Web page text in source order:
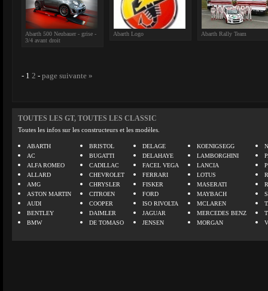
Abarth 500 Neubauer - grise -
3/4 avant droit
Abarth Logo Abarth Rally Team
- 1 2 - page suivante »
TOUTES LES GT, TOUTES LES CLASSIC
Toutes les infos sur les constructeurs et les modèles.
ABARTH
AC
ALFA ROMEO
ALLARD
AMG
ASTON MARTIN
AUDI
BENTLEY
BMW
BRISTOL
BUGATTI
CADILLAC
CHEVROLET
CHRYSLER
CITROEN
COOPER
DAIMLER
DE TOMASO
DELAGE
DELAHAYE
FACEL VEGA
FERRARI
FISKER
FORD
ISO RIVOLTA
JAGUAR
JENSEN
KOENIGSEGG
LAMBORGHINI
LANCIA
LOTUS
MASERATI
MAYBACH
MCLAREN
MERCEDES BENZ
MORGAN